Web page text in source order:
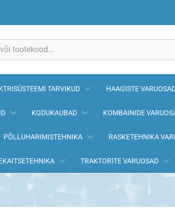
TARVIKUD HAAGISTE
KODUKAUBAD KOMBAINIDE
PÕLLUHARIMISTEHNIKA RASKETEHNIKA
TRAKTORITE VARUOSAD